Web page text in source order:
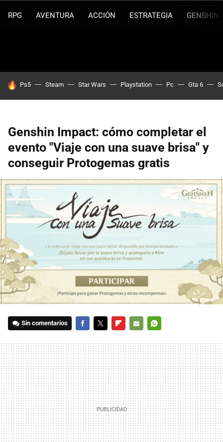
RPG AVENTURA ACCIÓN ESTRATEGIA GENSHIN
HOY SE HABLA DE
Ps5 Steam Star Wars Playstation Pc Gta 6
Genshin Impact: cómo completar el
evento "Viaje con una suave brisa" y
conseguir Protogemas gratis
Sin comentarios
MAIL